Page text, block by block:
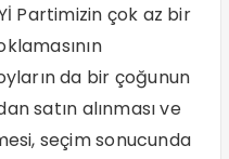
Partimizin çok az bir
da bir çoğunun
satın alınması ve
seçim sonucunda